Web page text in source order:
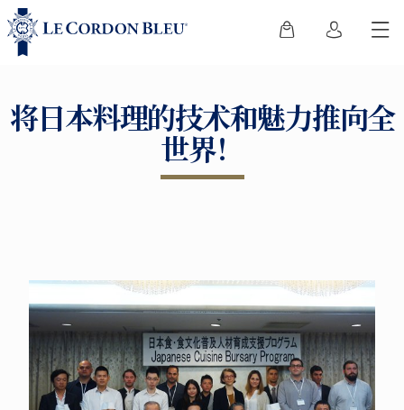
将日本料理的技术和魅力推向全
世界！